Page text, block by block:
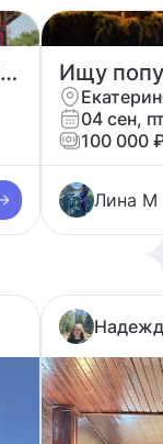
В ноябре таиланд или вьетнам Ищу
04 сен,
100 000
Лина М